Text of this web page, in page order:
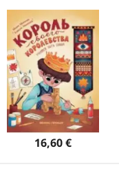
16,60 €